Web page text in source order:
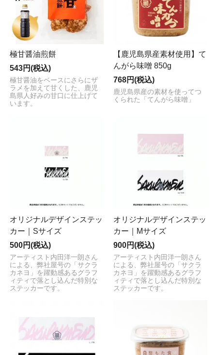
極甘醤油煎餅
543円(税込)
極甘醤油をベースにさらにザ
ラメを加えて甘くした、鹿児
島県人好みの甘口に仕上げて
います。
【鹿児島県産素材使用】て
んがら味噌 850g
768円(税込)
鹿児島県産の素材を使ってつ
くられた「てんがら味噌」
オリジナルデザインステッ
カー｜Sサイズ
500円(税込)
アーティスト内田洋一朗さん
による、弊社屋号の「サクラ
カネヨ」を躍動感あるグラフ
ィティで落とし込んだ特別な
ステッカーです。
オリジナルデザインステッ
カー｜Mサイズ
900円(税込)
アーティスト内田洋一朗さん
による、弊社屋号の「サクラ
カネヨ」を躍動感あるグラフ
ィティで落とし込んだ特別な
ステッカーです。